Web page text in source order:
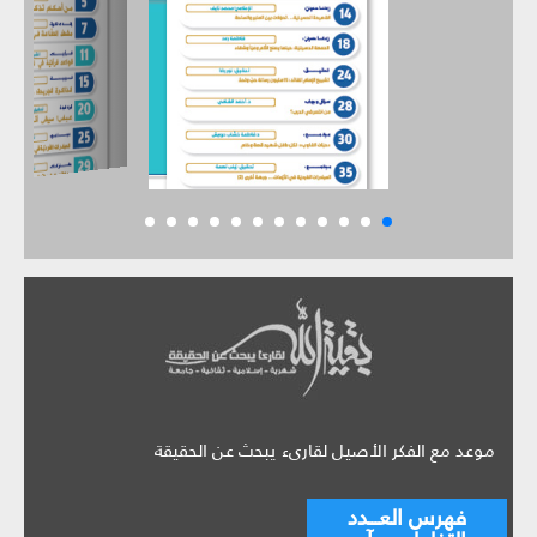
موعد مع الفكر الأصيل لقارىء يبحث عن الحقيقة
فهرس العـــدد